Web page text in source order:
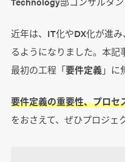
近年は、IT化やDX化が進
るようになりました。本記
最初の工程「要件定義」に
要件定義の重要性、プロセ
をおさえて、ぜひプロジェ